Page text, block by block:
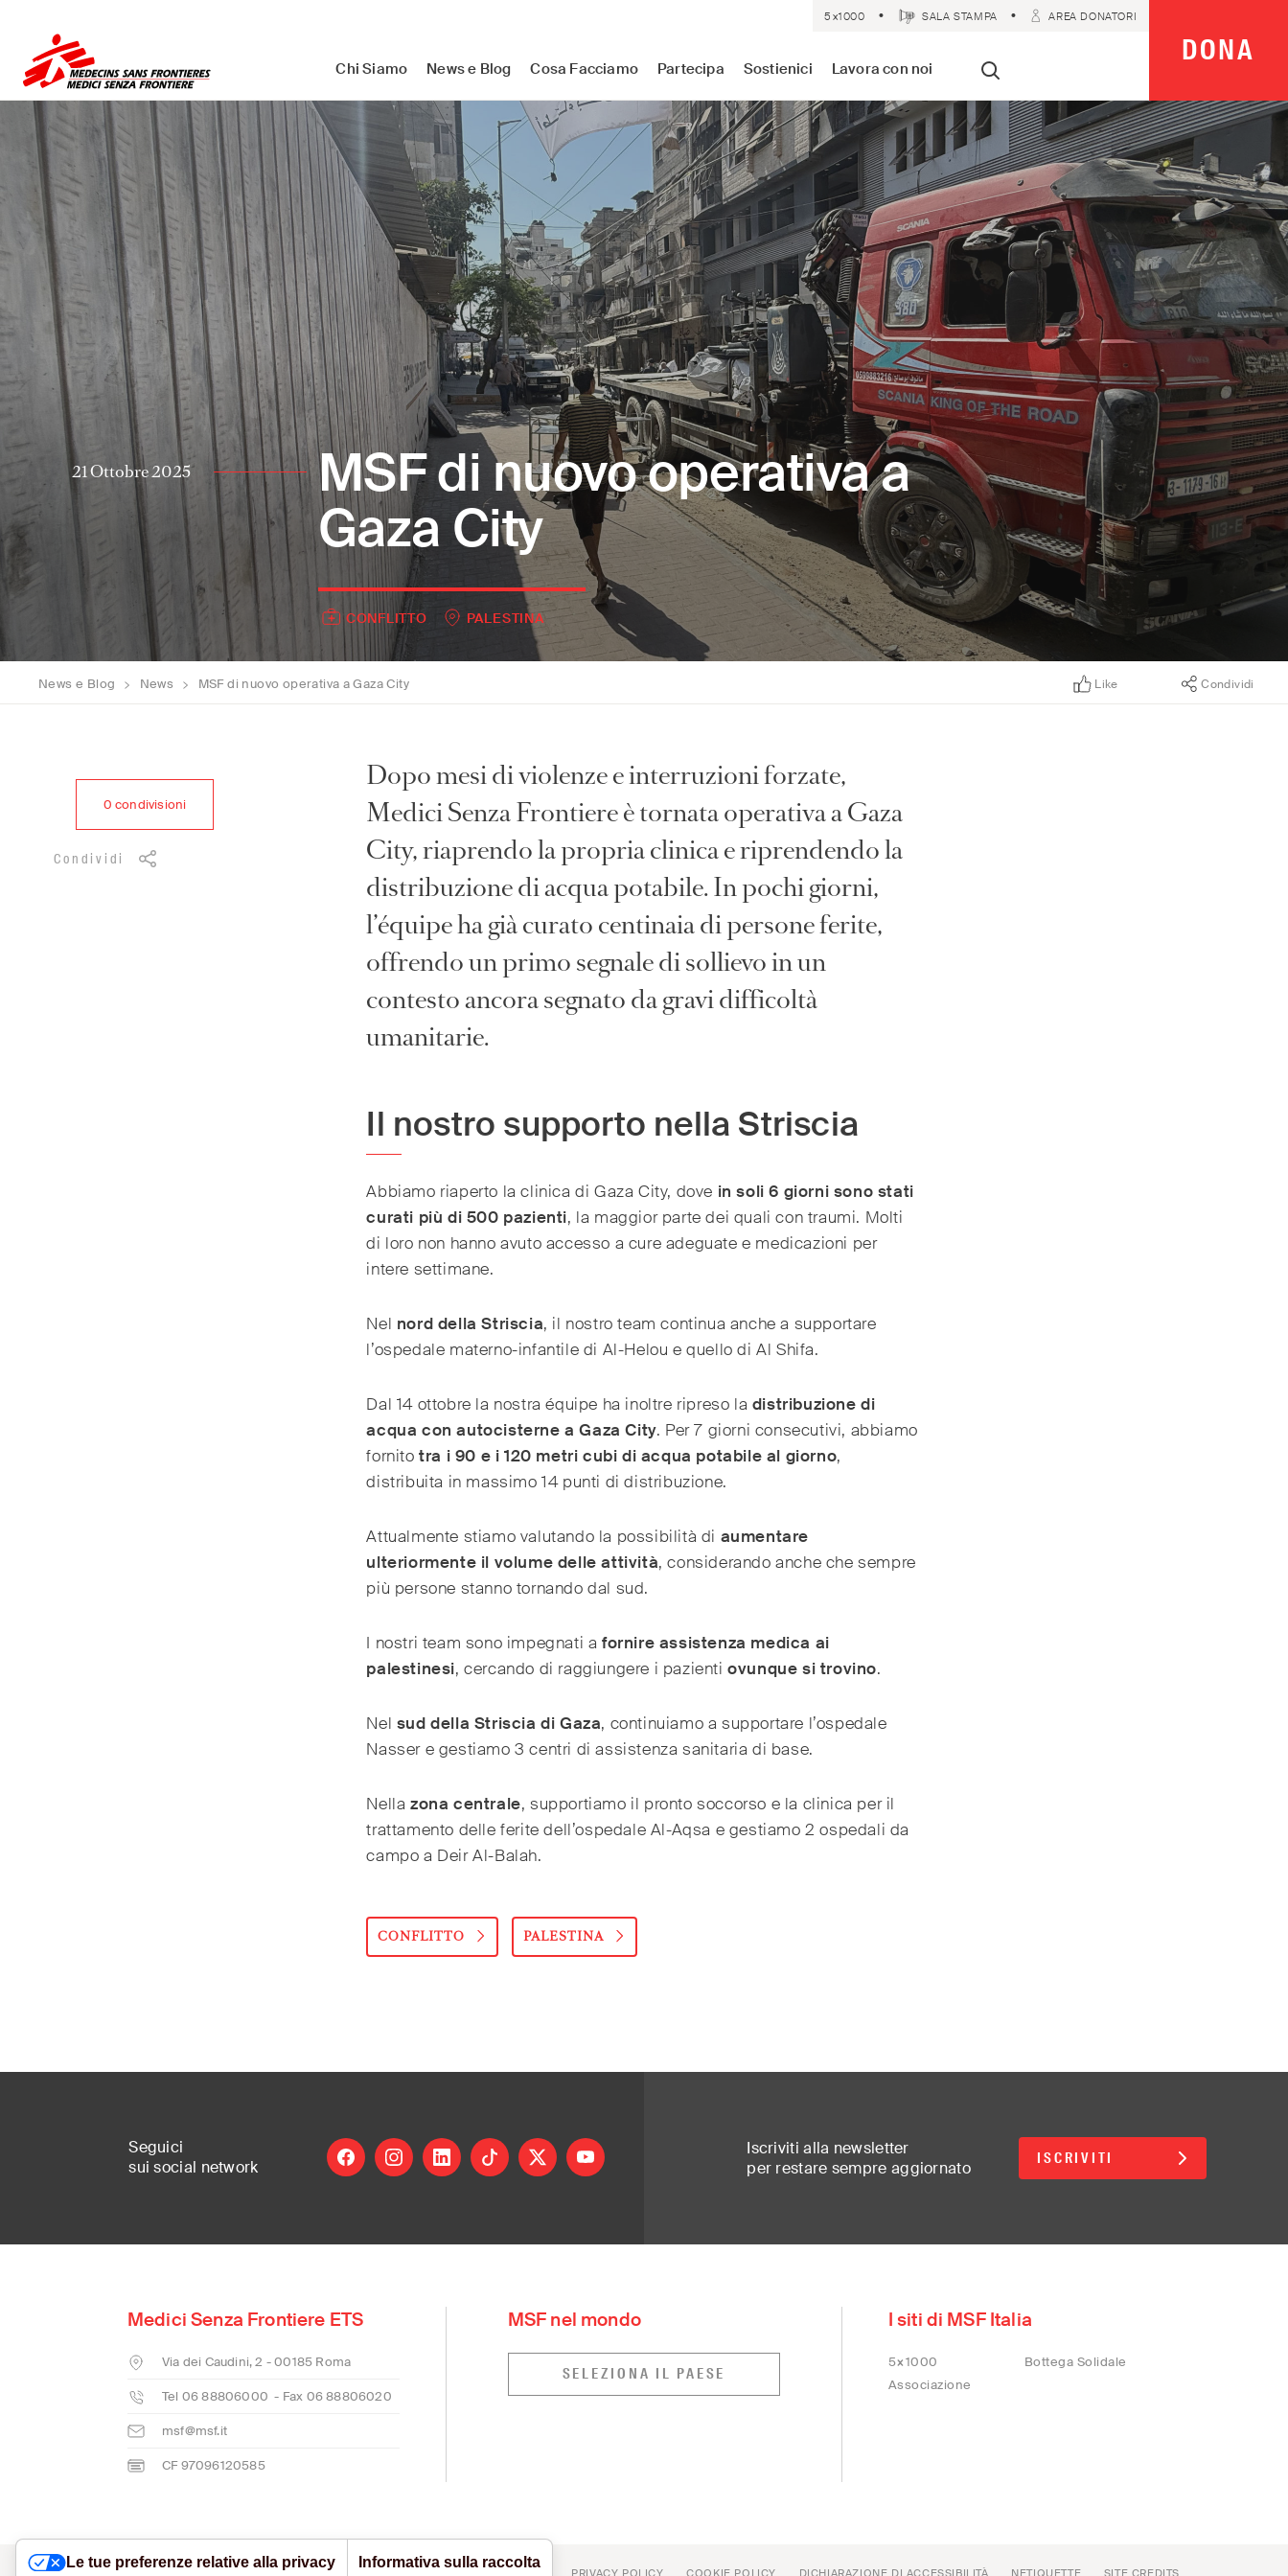
Chi Siamo News e Blog Cosa Facciamo Partecipa Sostienici Lavora con noi
5×1000 SALA STAMPA AREA DONATORI
DONA
21 Ottobre 2025
MSF di nuovo operativa a
Gaza City
CONFLITTO PALESTINA
News e Blog > News > MSF di nuovo operativa a Gaza City Like Condividi
0 condivisioni
Condividi
Dopo mesi di violenze e interruzioni forzate,
Medici Senza Frontiere è tornata operativa a Gaza
City, riaprendo la propria clinica e riprendendo la
distribuzione di acqua potabile. In pochi giorni,
l’équipe ha già curato centinaia di persone ferite,
offrendo un primo segnale di sollievo in un
contesto ancora segnato da gravi difficoltà
umanitarie.
Il nostro supporto nella Striscia
Abbiamo riaperto la clinica di Gaza City, dove in soli 6 giorni sono stati
curati più di 500 pazienti, la maggior parte dei quali con traumi. Molti
di loro non hanno avuto accesso a cure adeguate e medicazioni per
intere settimane.
Nel nord della Striscia, il nostro team continua anche a supportare
l’ospedale materno-infantile di Al-Helou e quello di Al Shifa.
Dal 14 ottobre la nostra équipe ha inoltre ripreso la distribuzione di
acqua con autocisterne a Gaza City. Per 7 giorni consecutivi, abbiamo
fornitotra i 90 e i 120 metri cubi di acqua potabile al giorno,
distribuita in massimo 14 punti di distribuzione.
Attualmente stiamo valutando la possibilità di aumentare
ulteriormente il volume delle attività, considerando anche che sempre
più persone stanno tornando dal sud.
I nostri team sono impegnati a fornire assistenza medica ai
palestinesi, cercando di raggiungere i pazientiovunque si trovino.
Nel sud della Striscia di Gaza, continuiamo a supportare l’ospedale
Nasser e gestiamo 3 centri di assistenza sanitaria di base.
Nella zona centrale, supportiamo il pronto soccorso e la clinica per il
trattamento delle ferite dell’ospedale Al-Aqsa e gestiamo 2 ospedali da
campo a Deir Al-Balah.
CONFLITTO PALESTINA
Seguici
sui social network
facebookinstagramlinkedintiktok X youtube
Iscriviti alla newsletter
per restare sempre aggiornato
ISCRIVITI
Medici Senza Frontiere ETS
Via dei Caudini, 2 - 00185 Roma
Tel 06 88806000 - Fax 06 88806020
msf@msf.it
CF 97096120585
MSF nel mondo
SELEZIONA IL PAESE
I siti di MSF Italia
5×1000
Bottega Solidale
Associazione
CONTATTI MODELLO ORGANIZZATIVO E SEGNALAZIONI PRIVACY POLICY COOKIE POLICY DICHIARAZIONE DI ACCESSIBILITÀ NETIQUETTE SITE CREDITS
MSF Italia is part of a global network delivering medical aid
Czech Republic (Česky/English)
Greece (ελληνικά)
Hong Kong (繁體中文)
Mexico
Russia
Le tue preferenze relative alla privacy Informativa sulla raccolta